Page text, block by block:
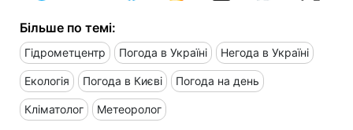
Більше по темі:
Гідрометцентр Погода в Україні Негода в Україні
Екологія Погода в Києві Погода на день
Кліматолог Метеоролог